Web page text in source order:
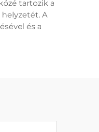
tartozik a
A
és a